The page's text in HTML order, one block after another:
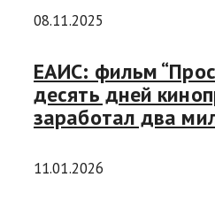
08.11.2025
ЕАИС: фильм
десять дней
заработал два
11.01.2026